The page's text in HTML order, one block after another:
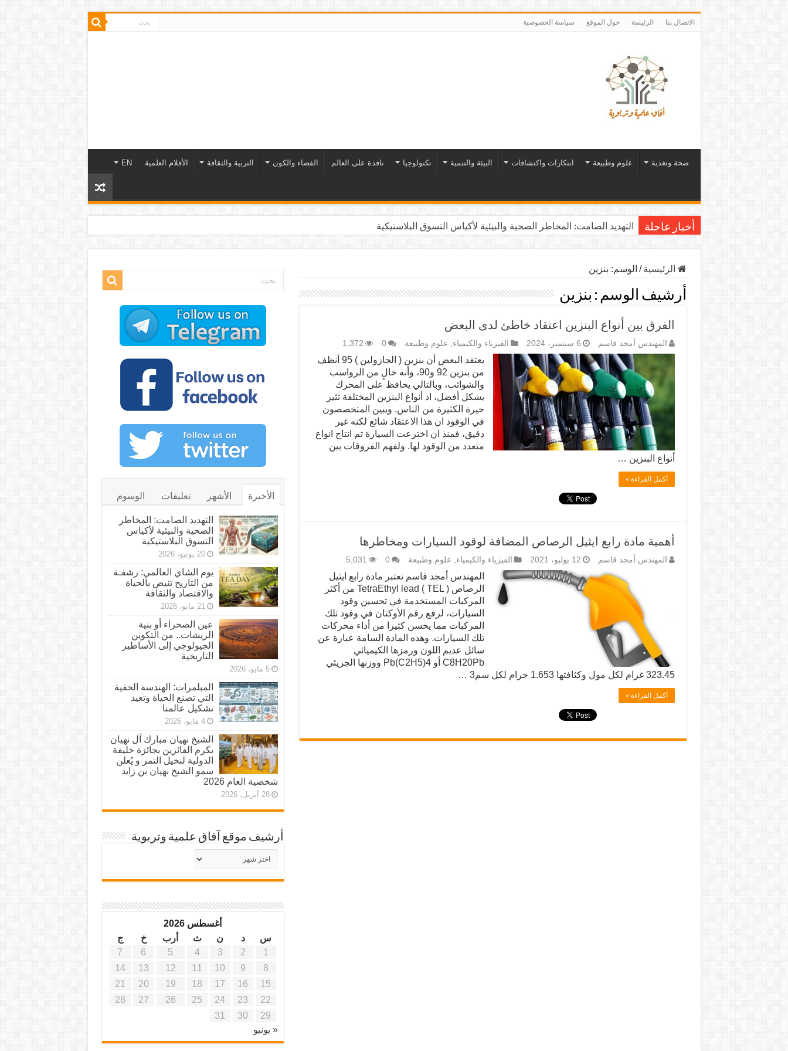
الاتصال بنا الرئيسة حول الموقع سياسة الخصوصية
صحة وتغذية علوم وطبيعة ابتكارات واكتشافات البيئة والتنمية تكنولوجيا نافذة على العالم الفضاء والكون التربية والثقافة الأفلام العلمية EN
أخبار عاجلة التهديد الصامت: المخاطر الصحية والبيئية لأكياس التسوق البلاستيكية
الرئيسية / الوسم: بنزين
أرشيف الوسم : بنزين
الفرق بين أنواع البنزين اعتقاد خاطئ لدى البعض
المهندس أمجد قاسم 6 سبتمبر، 2024 الفيزياء والكيمياء, علوم وطبيعة 0
1,372
يعتقد البعض أن بنزين ( الجازولين ) 95 أنظف
من بنزين 92 و90، وأنه خالٍ من الرواسب
والشوائب، وبالتالي يحافظ على المحرك
بشكل أفضل، اذ أنواع البنزين المختلفة تثير
حيرة الكثيرة من الناس. ويبين المتخصصون
في الوقود ان هذا الاعتقاد شائع لكنه غير
دقيق، فمنذ ان اخترعت السيارة تم انتاج انواع
متعدد من الوقود لها. ولفهم الفروقات بين
أنواع البنزين …
أكمل القراءة »
أهمية مادة رابع ايثيل الرصاص المضافة لوقود السيارات ومخاطرها
المهندس أمجد قاسم 12 يوليو، 2021 الفيزياء والكيمياء, علوم وطبيعة 0
5,031
المهندس أمجد قاسم تعتبر مادة رابع ايثيل
الرصاص TetraEthyl lead ( TEL ) من أكثر
المركبات المستخدمة في تحسين وقود
السيارات، لرفع رقم الأوكتان في وقود تلك
المركبات مما يحسن كثيرا من أداء محركات
تلك السيارات. وهذه المادة السامة عبارة عن
سائل عديم اللون ورمزها الكيميائي
C8H20Pb أو Pb(C2H5)4 ووزنها الجزيئي
323.45 غرام لكل مول وكثافتها 1.653 جرام لكل سم3 …
أكمل القراءة »
الأخيرة الأشهر تعليقات الوسوم
التهديد الصامت: المخاطر
الصحية والبيئية لأكياس
التسوق البلاستيكية
20 يونيو، 2026
يوم الشاي العالمي: رشفـة
من التاريخ تنبض بالحياة
والاقتصاد والثقافة
21 مايو، 2026
عين الصحراء أو بنية
الريشات.. من التكوين
الجيولوجي إلى الأساطير
التاريخية
5 مايو، 2026
المبلمرات: الهندسة الخفية
التي تصنع الحياة وتعيد
تشكيل عالمنا
4 مايو، 2026
الشيخ نهيان مبارك آل نهيان
يكرم الفائزين بجائزة خليفة
الدولية لنخيل التمر و يُعلن
سمو الشيخ نهيان بن زايد
شخصية العام 2026
28 أبريل، 2026
أرشيف موقع آفاق علمية وتربوية
أرشيف
موقع
أغسطس 2026
س
د ن ث أرب خ
ج
1
2
3
4
5
6
7
8
9
10
11
12
13
14
15
16
17
18
19
20
21
22
23
24
25
26
27
28
29
30
31
« يونيو